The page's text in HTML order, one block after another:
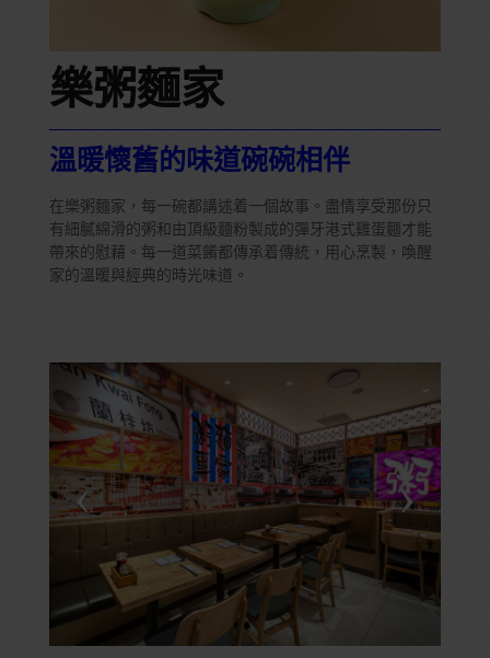
樂粥麵家
溫暖懷舊的味道碗碗相伴
在樂粥麵家，每一碗都講述着一個故事。盡情享受那份只
有細膩綿滑的粥和由頂級麵粉製成的彈牙港式雞蛋麵才能
帶來的慰藉。每一道菜餚都傳承着傳統，用心烹製，喚醒
家的溫暖與經典的時光味道。